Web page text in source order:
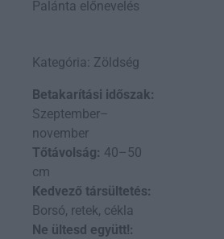
Palánta előnevelés
Kategória: Zöldség
Betakarítási időszak:
Szeptember–
november
Tőtávolság: 40–50
cm
Kedvező társültetés:
Borsó, retek, cékla
Ne ültesd együtt!: